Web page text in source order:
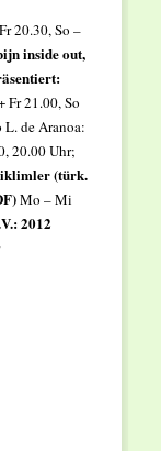
20.30, So –
inside out,
Fr 21.00, So
L. de Aranoa:
20.00 Uhr;
iklimler (türk.
Mo – Mi
2012